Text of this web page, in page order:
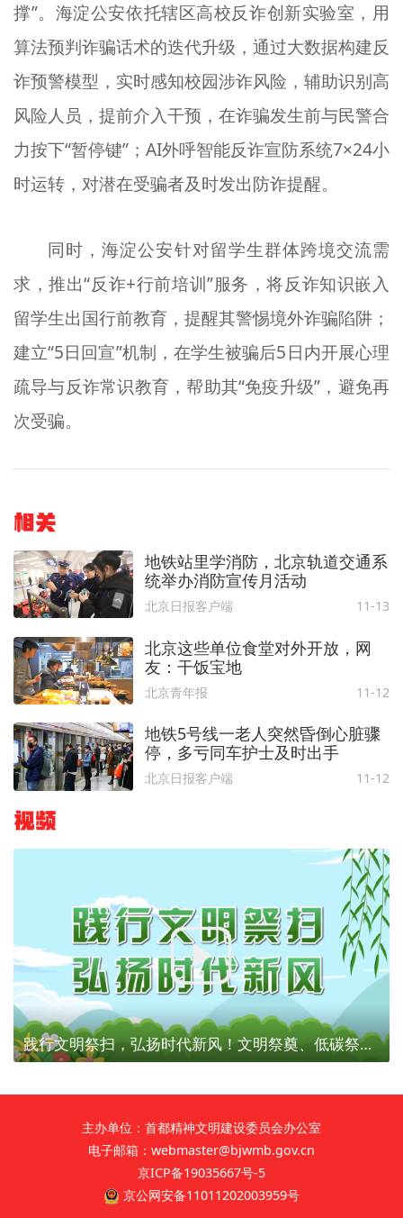
撑”。海淀公安依托辖区高校反诈创新实验室，用
算法预判诈骗话术的迭代升级，通过大数据构建反
诈预警模型，实时感知校园涉诈风险，辅助识别高
风险人员，提前介入干预，在诈骗发生前与民警合
力按下“暂停键”；AI外呼智能反诈宣防系统7×24小
时运转，对潜在受骗者及时发出防诈提醒。
同时，海淀公安针对留学生群体跨境交流需
求，推出“反诈+行前培训”服务，将反诈知识嵌入
留学生出国行前教育，提醒其警惕境外诈骗陷阱；
建立“5日回宣”机制，在学生被骗后5日内开展心理
疏导与反诈常识教育，帮助其“免疫升级”，避免再
次受骗。
相关
地铁站里学消防，北京轨道交通系
统举办消防宣传月活动
北京日报客户端 11-13
北京这些单位食堂对外开放，网
友：干饭宝地
北京青年报 11-12
地铁5号线一老人突然昏倒心脏骤
停，多亏同车护士及时出手
北京日报客户端 11-12
视频
践行文明祭扫，弘扬时代新风！文明祭奠、低碳祭扫，为建设美丽北京贡献力量！
主办单位：首都精神文明建设委员会办公室
电子邮箱：webmaster@bjwmb.gov.cn
京ICP备19035667号-5
京公网安备11011202003959号